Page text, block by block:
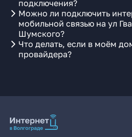
подключения?
Можно ли подключить
мобильной связью на ул
Шумского?
Что делать, если в моём
провайдера?